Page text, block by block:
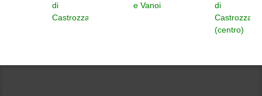
di
Castrozza
e Vanoi
di
Castrozza
(centro)